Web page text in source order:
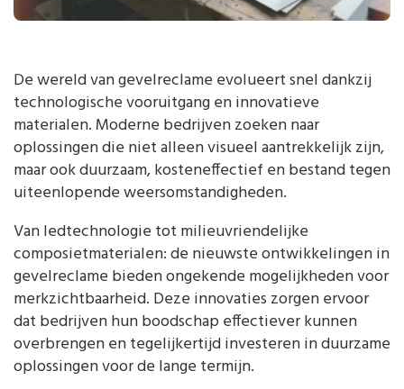
De wereld van gevelreclame evolueert snel dankzij
technologische vooruitgang en innovatieve
materialen. Moderne bedrijven zoeken naar
oplossingen die niet alleen visueel aantrekkelijk zijn,
maar ook duurzaam, kosteneffectief en bestand tegen
uiteenlopende weersomstandigheden.
Van ledtechnologie tot milieuvriendelijke
composietmaterialen: de nieuwste ontwikkelingen in
gevelreclame bieden ongekende mogelijkheden voor
merkzichtbaarheid. Deze innovaties zorgen ervoor
dat bedrijven hun boodschap effectiever kunnen
overbrengen en tegelijkertijd investeren in duurzame
oplossingen voor de lange termijn.